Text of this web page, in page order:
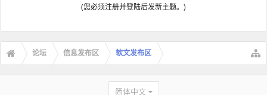
(您必须注册并登陆后发新主题。)
论坛 信息发布区 软文发布区
简体中文